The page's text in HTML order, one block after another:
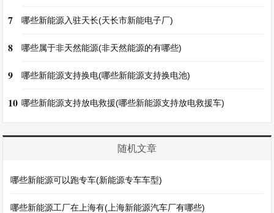
7 哪些新能源入驻天长(天长市新能电子厂)
8 哪些属于非天然能源(非天然能源的有哪些)
9 哪些新能源支持换电(哪些新能源支持换电池)
10 哪些新能源支持放电救援(哪些新能源支持放电救援车)
随机文章
哪些新能源可以跑专车(新能源专车车型)
哪些新能源工厂在上海有(上海新能源汽车厂有哪些)